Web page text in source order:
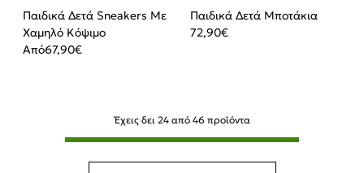
Παιδικά Δετά Sneakers Με
Χαμηλό Κόψιμο
Από67,90€
Παιδικά Δετά Μποτάκια
72,90€
Έχεις δει 24από 46 προϊόντα